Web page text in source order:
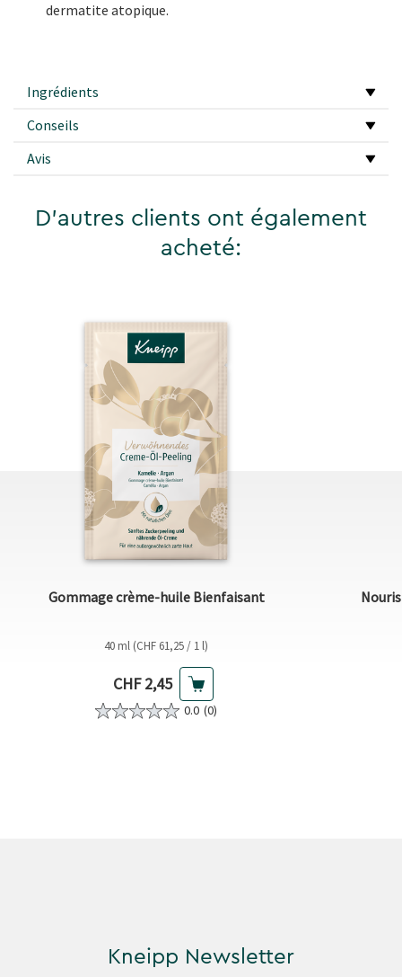
dermatite atopique.
Ingrédients
Conseils
Avis
D'autres clients ont également
acheté:
Gommage crème-huile Bienfaisant
40 ml (CHF 61,25 / 1 l)
Prix actuel
CHF 2,45
0.0 (0)
Kneipp Newsletter